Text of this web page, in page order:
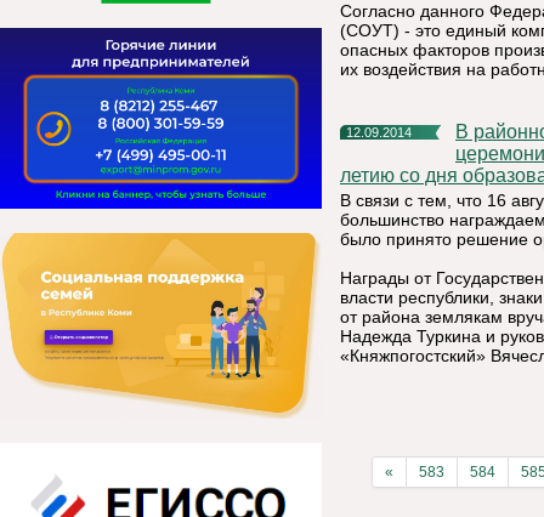
Согласно данного
(СОУТ) - это единый
опасных факторов
их воздействия на
12.09.2014
В районном доме культуры 11 сентября 2014 года состоялась
летию со дня
В связи с тем, что 16
большинство
было принято решение
Награды от
власти республики,
от района землякам
Надежда Туркина и
«Княжпогостский»
« 583 584